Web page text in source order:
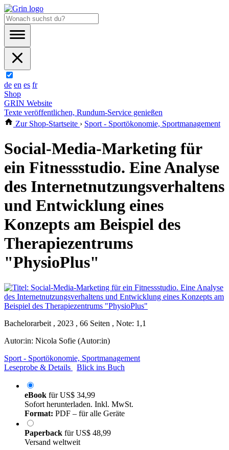
de en es fr
Shop
GRIN Website
Texte veröffentlichen, Rundum-Service genießen
Zur Shop-Startseite › Sport - Sportökonomie, Sportmanagement
Social-Media-Marketing für
ein Fitnessstudio. Eine Analyse
des Internetnutzungsverhaltens
und Entwicklung eines
Konzepts am Beispiel des
Therapiezentrums
"PhysioPlus"
Bachelorarbeit , 2023 , 66 Seiten , Note: 1,1
Autor:in: Nicola Sofie (Autor:in)
Sport - Sportökonomie, Sportmanagement
Leseprobe & Details
Blick ins Buch
eBook fürUS$ 34,99
Sofort herunterladen. Inkl. MwSt.
Format: PDF – für alle Geräte
Paperback fürUS$ 48,99
Versand weltweit